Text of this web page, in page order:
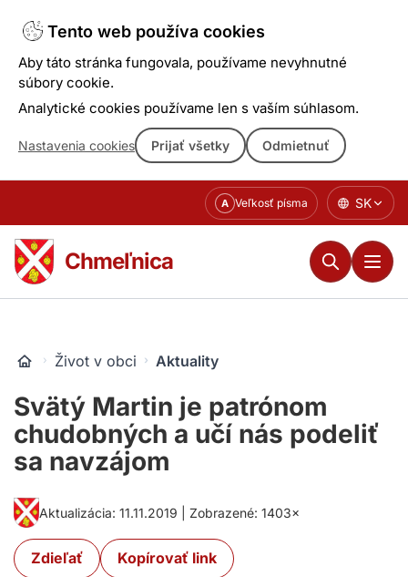
Tento web používa cookies
Aby táto stránka fungovala, používame nevyhnutné
súbory cookie.
Analytické cookies používame len s vaším súhlasom.
Nastavenia cookies Prijať všetky Odmietnuť
obsahu
A Veľkosť písma SK
Chmeľnica
Život v obci Aktuality
Svätý Martin je patrónom
chudobných a učí nás podeliť
sa navzájom
Aktualizácia: 11.11.2019 | Zobrazené: 1403×
Zdieľať Kopírovať link